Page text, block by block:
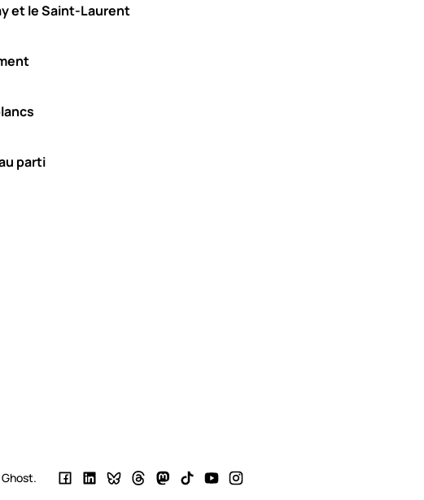
et le Saint-Laurent
parti